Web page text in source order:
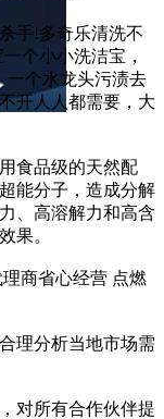
手!多奇乐清洗不
个小小洗洁宝，
一个水龙头污渍去
开人人都需要，大
食品级的天然配
能分子，造成分解
、高溶解力和高含
果。
商省心经营 点燃
理分析当地市场需
对所有合作伙伴提